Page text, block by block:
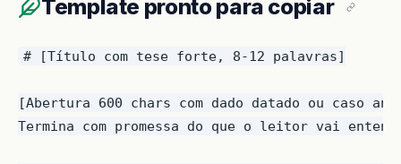
Template pronto para copiar
# [Título com tese forte, 8-12 palavras]
[Abertura 600 chars com dado datado ou caso
Termina com promessa do que o leitor vai